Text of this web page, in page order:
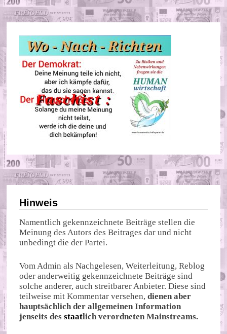
Hinweis
Namentlich gekennzeichnete Beiträge stellen die
Meinung des Autors des Beitrages dar und nicht
unbedingt die der Partei.
Vom Admin als Nachgelesen, Weiterleitung, Reblog
oder anderweitig gekennzeichnete Beiträge sind
solche anderer, auch streitbarer Anbieter. Diese sind
teilweise mit Kommentar versehen,dienen aber
hauptsächlich der allgemeinen Information
jenseits desstaatlich verordneten Mainstreams.